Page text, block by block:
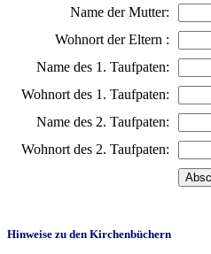
Name der Mutter:
Wohnort der Eltern :
Name des 1. Taufpaten:
Wohnort des 1. Taufpaten:
Name des 2. Taufpaten:
Wohnort des 2. Taufpaten:
Hinweise zu den Kirchenbüchern